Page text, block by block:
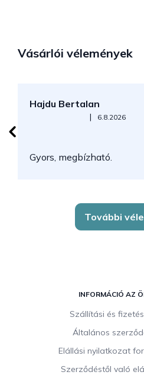
Vásárlói vélemények
Hajdu Bertalan
Az áruház értékelése 5-ből
| 6.8.2026
Gyors, megbízható.
További
INFORMÁCIÓ AZ
Szállítási és
Általános
Elállási nyilatkozat
Szerződéstől való